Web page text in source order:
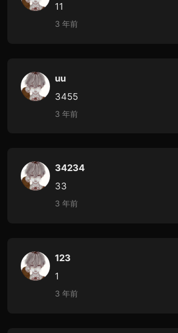
11
3 年前
uu
3455
3 年前
34234
33
3 年前
123
1
3 年前